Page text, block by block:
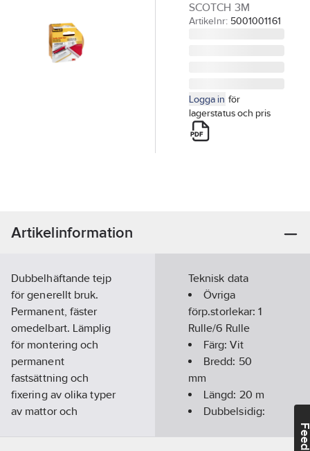
SCOTCH 3M
Artikelnr: 5001001161
Logga in för
lagerstatus och pris
Artikelinformation
Dubbelhäftande tejp
för generellt bruk.
Permanent, fäster
omedelbart. Lämplig
för montering och
permanent
fastsättning och
fixering av olika typer
av mattor och
Teknisk data
Övriga
förp.storlekar:1
Rulle/6 Rulle
Färg:Vit
Bredd: 50
mm
Längd: 20 m
Dubbelsidig: